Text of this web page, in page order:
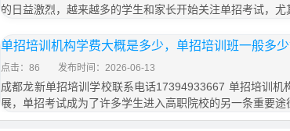
的日益激烈，越来越多的学生和家长开始关注单招考试，尤
单招培训机构学费大概是多少，单招培训班一般多
点击：86 发布时间：2026-06-13
成都龙新单招培训学校联系电话17394933667 单招培训机
展，单招考试成为了许多学生进入高职院校的另一条重要途